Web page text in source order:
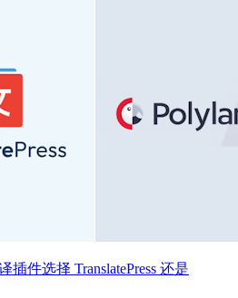
插件选择 TranslatePress 还是